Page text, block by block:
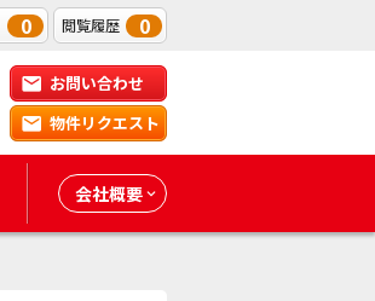
0 閲覧履歴 0
お問い合わせ
物件リクエスト
会社概要